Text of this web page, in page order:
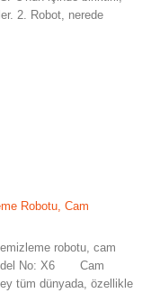
2. Robot, nerede
Robotu, Cam
robotu, cam
No: X6 Cam
tüm dünyada, özellikle